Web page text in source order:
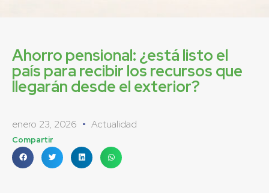
Ahorro pensional: ¿está listo el
país para recibir los recursos que
llegarán desde el exterior?
enero 23, 2026 Actualidad
Compartir